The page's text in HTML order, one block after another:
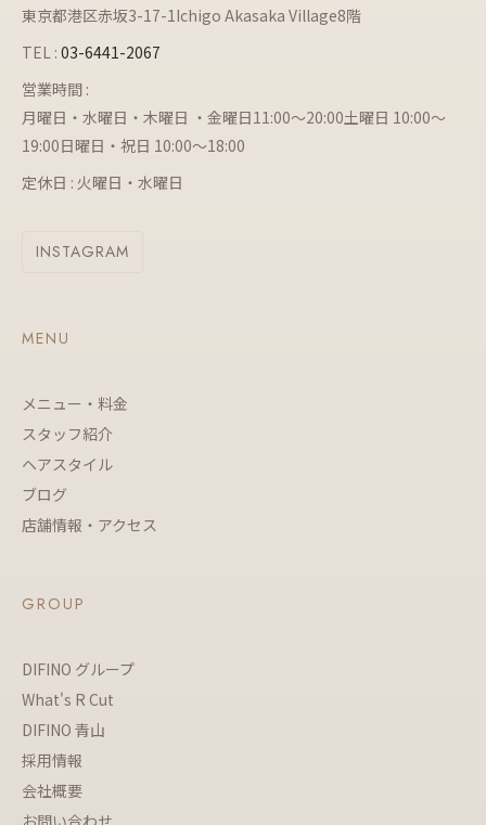
東京都港区赤坂3-17-1Ichigo Akasaka Village8階
TEL : 03-6441-2067
営業時間 :
月曜日・水曜日・木曜日 ・金曜日11:00～20:00土曜日 10:00～
19:00日曜日・祝日 10:00～18:00
定休日 : 火曜日・水曜日
INSTAGRAM
MENU
メニュー・料金
スタッフ紹介
ヘアスタイル
ブログ
店舗情報・アクセス
GROUP
DIFINO グループ
What's R Cut
DIFINO 青山
採用情報
会社概要